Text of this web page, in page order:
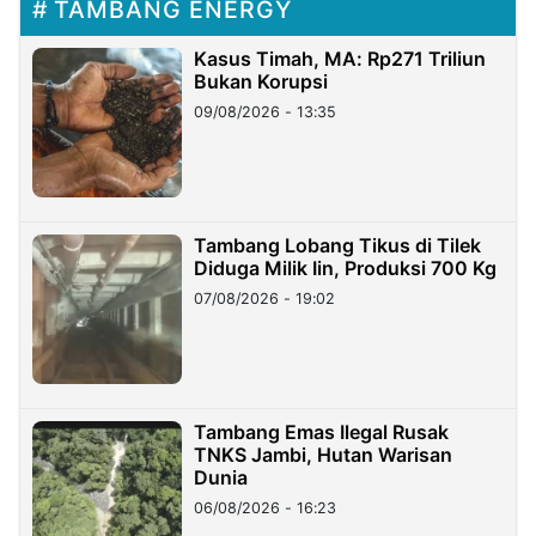
TAMBANG ENERGY
Kasus Timah, MA: Rp271 Triliun
Bukan Korupsi
09/08/2026 - 13:35
Tambang Lobang Tikus di Tilek
Diduga Milik Iin, Produksi 700 Kg
07/08/2026 - 19:02
Tambang Emas Ilegal Rusak
TNKS Jambi, Hutan Warisan
Dunia
06/08/2026 - 16:23